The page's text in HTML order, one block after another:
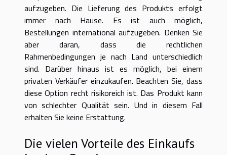
aufzugeben. Die Lieferung des Produkts erfolgt
immer nach Hause. Es ist auch möglich,
Bestellungen international aufzugeben. Denken Sie
aber daran, dass die rechtlichen
Rahmenbedingungen je nach Land unterschiedlich
sind. Darüber hinaus ist es möglich, bei einem
privaten Verkäufer einzukaufen. Beachten Sie, dass
diese Option recht risikoreich ist. Das Produkt kann
von schlechter Qualität sein. Und in diesem Fall
erhalten Sie keine Erstattung.
Die vielen Vorteile des Einkaufs